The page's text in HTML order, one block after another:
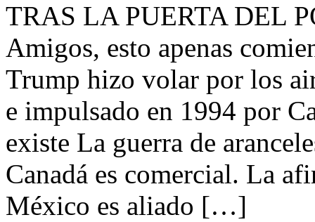
TRAS LA PUERTA DEL
Amigos, esto apenas
Trump hizo volar por los
e impulsado en 1994 por
existe La guerra de
Canadá es comercial. La
México es aliado […]